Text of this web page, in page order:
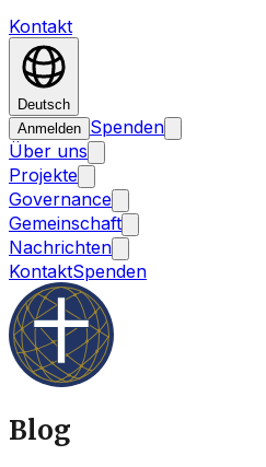
Kontakt
Deutsch
Anmelden Spenden
Über uns
Projekte
Governance
Gemeinschaft
Nachrichten
KontaktSpenden
Blog